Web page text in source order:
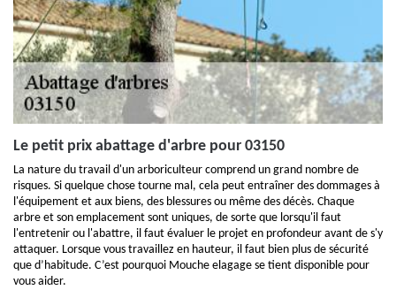
Le petit prix abattage d'arbre pour 03150
La nature du travail d'un arboriculteur comprend un grand nombre de
risques. Si quelque chose tourne mal, cela peut entraîner des dommages à
l'équipement et aux biens, des blessures ou même des décès. Chaque
arbre et son emplacement sont uniques, de sorte que lorsqu'il faut
l'entretenir ou l'abattre, il faut évaluer le projet en profondeur avant de s'y
attaquer. Lorsque vous travaillez en hauteur, il faut bien plus de sécurité
que d’habitude. C’est pourquoi Mouche elagage se tient disponible pour
vous aider.